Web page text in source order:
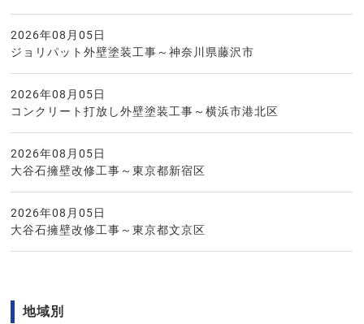
2026年08月05日
ジョリパット外壁塗装工事～神奈川県藤沢市
2026年08月05日
コンクリート打放し外壁塗装工事～横浜市港北区
2026年08月05日
大谷石擁壁改修工事～東京都新宿区
2026年08月05日
大谷石擁壁改修工事～東京都文京区
地域別